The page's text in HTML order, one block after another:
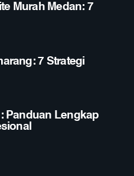
Murah Medan: 7
7 Strategi
Panduan Lengkap